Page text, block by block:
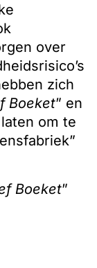
over
zich
Boeket” en
om te
Boeket”